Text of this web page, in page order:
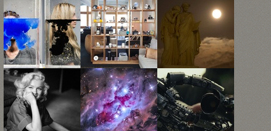
Экспериментальные
портреты
Элли
Полстон
Фотографии
офиса
Instagram
Суперлуна
2014 года: 20
самых ...